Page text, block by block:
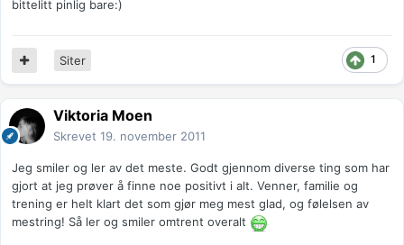
bittelitt pinlig bare:)
1
Siter
Viktoria Moen
Skrevet 19. november 2011
Jeg smiler og ler av det meste. Godt gjennom diverse ting som har
gjort at jeg prøver å finne noe positivt i alt. Venner, familie og
trening er helt klart det som gjør meg mest glad, og følelsen av
mestring! Så ler og smiler omtrent overalt